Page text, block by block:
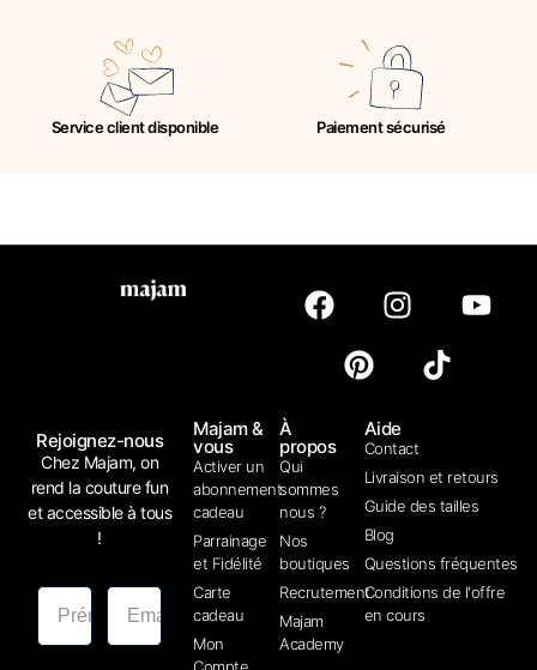
Service client disponible Paiement sécurisé
Aide
Contact
Livraison et retours
Guide des tailles
Blog
Questions fréquentes
Conditions de l'offre
en cours
À
propos
Qui
sommes
nous ?
Nos
boutiques
Recrutement
Majam
Academy
Majam &
vous
Activer un
abonnement
cadeau
Parrainage
et Fidélité
Carte
cadeau
Mon
Rejoignez-nous
Chez Majam, on
rend la couture fun
et accessible à tous
!